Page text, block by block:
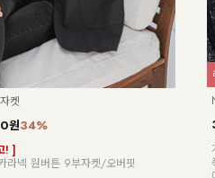
켓
34%
원
! ]
라넥 원버튼 9부자켓/오버핏